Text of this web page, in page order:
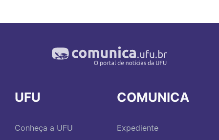
UFU
Conheça a UFU
COMUNICA
Expediente